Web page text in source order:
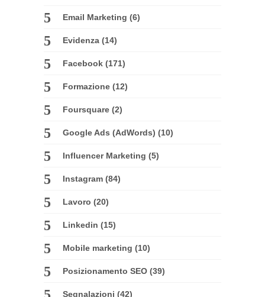
Email Marketing (6)
Evidenza (14)
Facebook (171)
Formazione (12)
Foursquare (2)
Google Ads (AdWords) (10)
Influencer Marketing (5)
Instagram (84)
Lavoro (20)
Linkedin (15)
Mobile marketing (10)
Posizionamento SEO (39)
Segnalazioni (42)